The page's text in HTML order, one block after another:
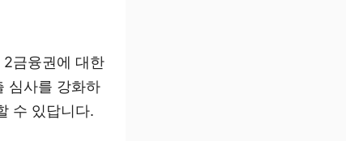
금융권에 대한
심사를 강화하
수 있답니다.